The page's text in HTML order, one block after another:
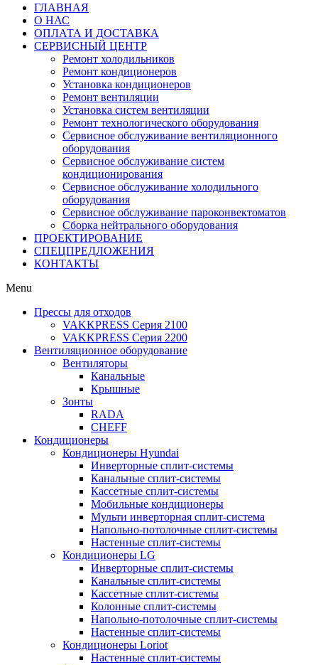
ГЛАВНАЯ
О НАС
ОПЛАТА И ДОСТАВКА
СЕРВИСНЫЙ ЦЕНТР
Ремонт холодильников
Ремонт кондиционеров
Установка кондиционеров
Ремонт вентиляции
Установка систем вентиляции
Ремонт технологического оборудования
Cервисное обслуживание вентиляционного
оборудования
Cервисное обслуживание систем
кондиционирования
Cервисное обслуживание холодильного
оборудования
Сервисное обслуживание пароконвектоматов
Сборка нейтрального оборудования
ПРОЕКТИРОВАНИЕ
СПЕЦПРЕДЛОЖЕНИЯ
КОНТАКТЫ
Menu
Прессы для отходов
VAKKPRESS Серия 2100
VAKKPRESS Серия 2200
Вентиляционное оборудование
Вентиляторы
Канальные
Крышные
Зонты
RADA
CHEFF
Кондиционеры
Кондиционеры Hyundai
Инверторные сплит-системы
Канальные сплит-системы
Кассетные сплит-системы
Мобильные кондиционеры
Мульти инверторная сплит-система
Напольно-потолочные сплит-системы
Настенные сплит-системы
Кондиционеры LG
Инверторные сплит-системы
Канальные сплит-системы
Кассетные сплит-системы
Колонные сплит-системы
Напольно-потолочные сплит-системы
Настенные сплит-системы
Кондиционеры Loriot
Настенные сплит-системы